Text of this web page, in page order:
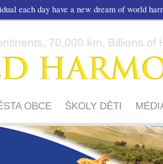
each day have a new dream of world
70,000 km, Billions of
OBCE ŠKOLY DĚTI